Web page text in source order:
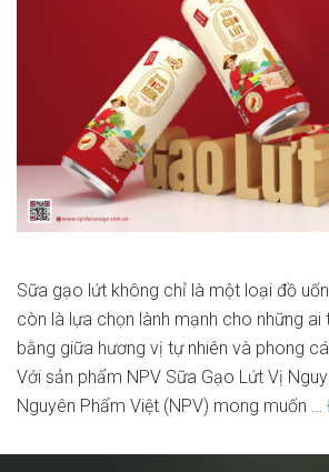
Sữa gạo lứt không chỉ là một loại đồ
còn là lựa chọn lành mạnh cho những ai
bằng giữa hương vị tự nhiên và phong
Với sản phẩm NPV Sữa Gạo Lứt Vị
Nguyên Phẩm Việt (NPV) mong muốn …